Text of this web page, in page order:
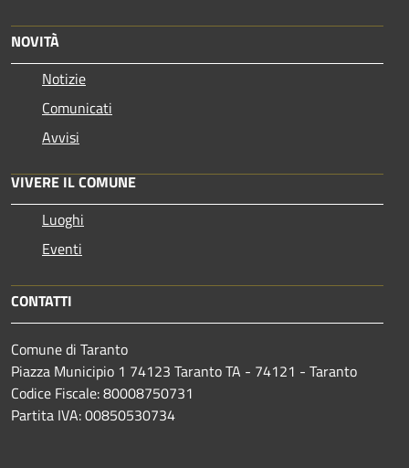
NOVITÀ
Notizie
Comunicati
Avvisi
VIVERE IL COMUNE
Luoghi
Eventi
CONTATTI
Comune di Taranto
Piazza Municipio 1 74123 Taranto TA - 74121 - Taranto
Codice Fiscale: 80008750731
Partita IVA: 00850530734